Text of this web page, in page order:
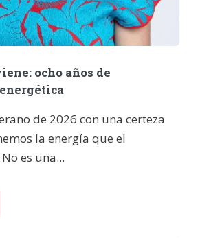
ocho años de
de 2026 con una certeza
la energía que el
es una...